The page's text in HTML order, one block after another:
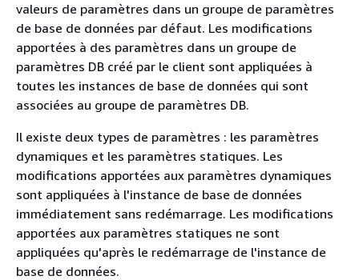
valeurs de paramètres dans un groupe de paramètres
de base de données par défaut. Les modifications
apportées à des paramètres dans un groupe de
paramètres DB créé par le client sont appliquées à
toutes les instances de base de données qui sont
associées au groupe de paramètres DB.
Il existe deux types de paramètres : les paramètres
dynamiques et les paramètres statiques. Les
modifications apportées aux paramètres dynamiques
sont appliquées à l'instance de base de données
immédiatement sans redémarrage. Les modifications
apportées aux paramètres statiques ne sont
appliquées qu'après le redémarrage de l'instance de
base de données.